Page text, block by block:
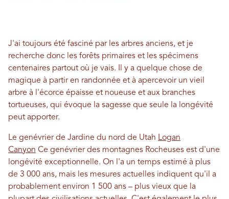
J'ai toujours été fasciné par les arbres anciens, et je
recherche donc les forêts primaires et les spécimens
centenaires partout où je vais. Il y a quelque chose de
magique à partir en randonnée et à apercevoir un vieil
arbre à l'écorce épaisse et noueuse et aux branches
tortueuses, qui évoque la sagesse que seule la longévité
peut apporter.
Le genévrier de Jardine du nord de Utah Logan
Canyon Ce genévrier des montagnes Rocheuses est d'une
longévité exceptionnelle. On l'a un temps estimé à plus
de 3 000 ans, mais les mesures actuelles indiquent qu'il a
probablement environ 1 500 ans – plus vieux que la